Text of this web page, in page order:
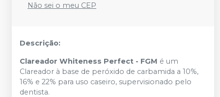
Não sei o meu CEP
Descrição:
Clareador Whiteness Perfect - FGM é um
Clareador à base de peróxido de carbamida a 10%,
16% e 22% para uso caseiro, supervisionado pelo
dentista.